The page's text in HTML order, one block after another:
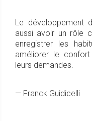
Le développement
aussi avoir un rôle
enregistrer les
améliorer le
leurs demandes.
— Franck Guidicelli